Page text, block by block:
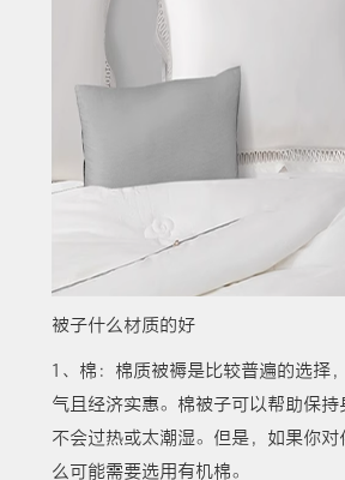
被子什么材质的好
1、棉：棉质被褥是比较普遍的选择
气且经济实惠。棉被子可以帮助保持
不会过热或太潮湿。但是，如果你
么可能需要选用有机棉。